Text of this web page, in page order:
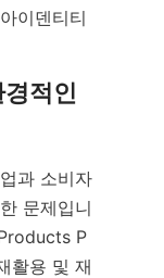
이덴티티
적인
과 소비자
문제입니
P
활용 및 재